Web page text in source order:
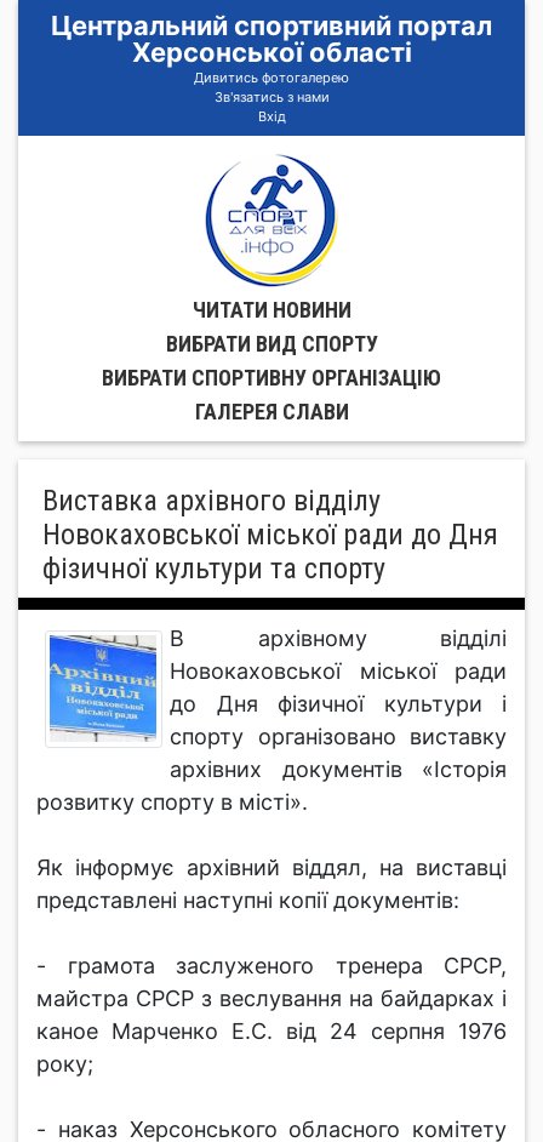
Центральний спортивний портал
Херсонської області
Дивитись фотогалерею
Зв'язатись з нами
Вхід
ЧИТАТИ НОВИНИ
ВИБРАТИ ВИД СПОРТУ
ВИБРАТИ СПОРТИВНУ ОРГАНIЗАЦIЮ
ГАЛЕРЕЯ СЛАВИ
Виставка архівного відділу
Новокаховської міської ради до Дня
фізичної культури та спорту
В архівному відділі
Новокаховської міської ради
до Дня фізичної культури і
спорту організовано виставку
архівних документів «Історія
розвитку спорту в місті».
Як інформує архівний віддял, на виставці
представлені наступні копії документів:
- грамота заслуженого тренера СРСР,
майстра СРСР з веслування на байдарках і
каное Марченко Е.С. від 24 серпня 1976
року;
- наказ Херсонського обласного комітету